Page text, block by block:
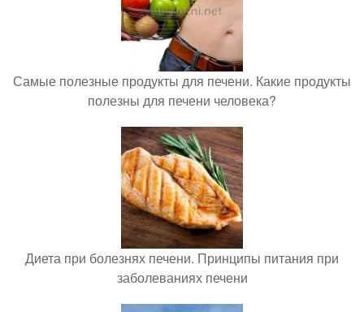
Самые полезные продукты для печени. Какие продукты
полезны для печени человека?
Диета при болезнях печени. Принципы питания при
заболеваниях печени